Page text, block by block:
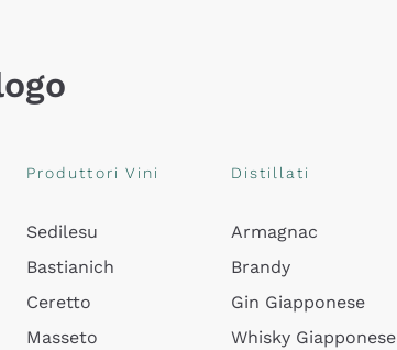
Produttori Vini
Sedilesu
Bastianich
Ceretto
Masseto
Distillati
Armagnac
Brandy
Gin Giapponese
Whisky Giapponese